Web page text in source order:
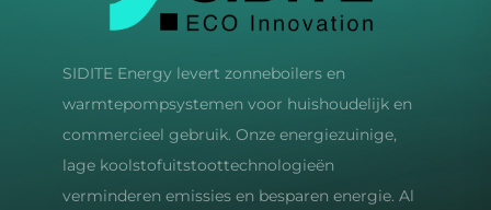
SIDITE Energy levert zonneboilers en
warmtepompsystemen voor huishoudelijk en
commercieel gebruik. Onze energiezuinige,
lage koolstofuitstoottechnologieën
verminderen emissies en besparen energie. Al